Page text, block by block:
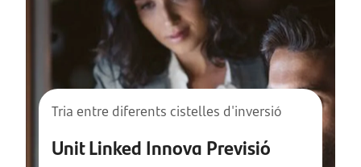
Tria entre diferents cistelles d'inversió
Unit Linked Innova Previsió